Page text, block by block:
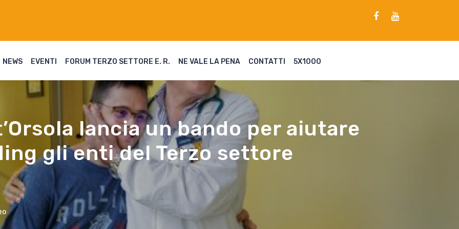
NEWS EVENTI FORUM TERZO SETTORE E. R. NE VALE LA PENA CONTATTI 5X1000
lancia un bando per aiutare
gli enti del Terzo settore